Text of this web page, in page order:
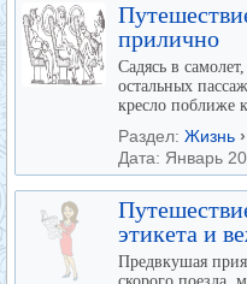
прилично
Садясь в
остальных
кресло поближе
Раздел: Жизнь ›
Дата: Январь
этикета и
Предвкушая